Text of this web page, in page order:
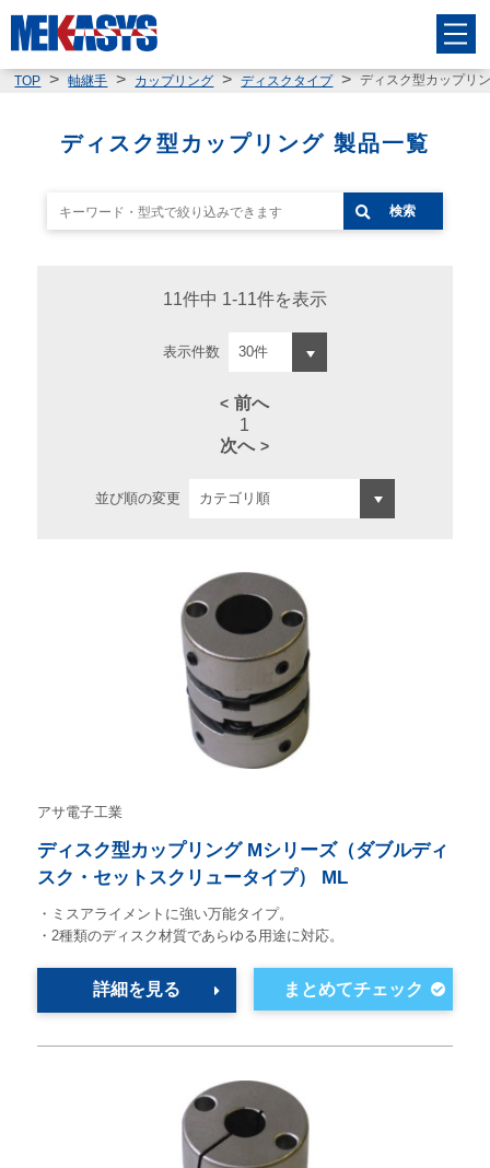
TOP 軸継手 カップリング ディスクタイプ ディスク型カップリ
ディスク型カップリング 製品一覧
検索
11件中 1-11件を表示
表示件数
前へ
1
次へ
並び順の変更
アサ電子工業
ディスク型カップリング Mシリーズ（ダブルディ
スク・セットスクリュータイプ） ML
・ミスアライメントに強い万能タイプ。
・2種類のディスク材質であらゆる用途に対応。
詳細を見る